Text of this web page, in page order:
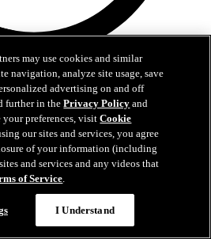
la sirène
l'écart en fin de période
may use cookies and similar
navigation, analyze site usage, save
advertising on and off
further in thePrivacy Policy and
your preferences, visitCookie
our sites and services, you agree
of your information (including
and services and any videos that
of Service.
I Understand